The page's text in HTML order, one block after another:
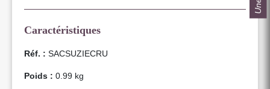
Caractéristiques
Réf. : SACSUZIECRU
Poids : 0.99 kg